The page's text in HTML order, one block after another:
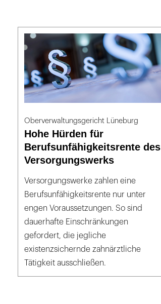
Oberverwaltungsgericht Lüneburg
Hohe Hürden für
Berufsunfähigkeitsrente des
Versorgungswerks
Versorgungswerke zahlen eine
Berufsunfähigkeitsrente nur unter
engen Voraussetzungen. So sind
dauerhafte Einschränkungen
gefordert, die jegliche
existenzsichernde zahnärztliche
Tätigkeit ausschließen.